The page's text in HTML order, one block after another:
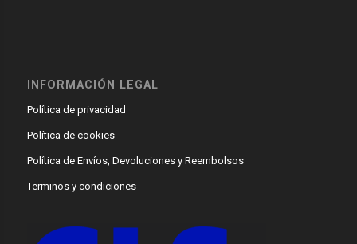
INFORMACIÓN LEGAL
Política de privacidad
Política de cookies
Política de Envíos, Devoluciones y Reembolsos
Terminos y condiciones